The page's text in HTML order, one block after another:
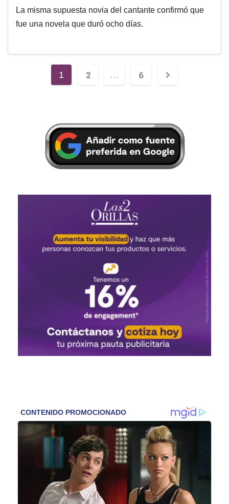
La misma supuesta novia del cantante confirmó que
fue una novela que duró ocho días.
1 2 … 6